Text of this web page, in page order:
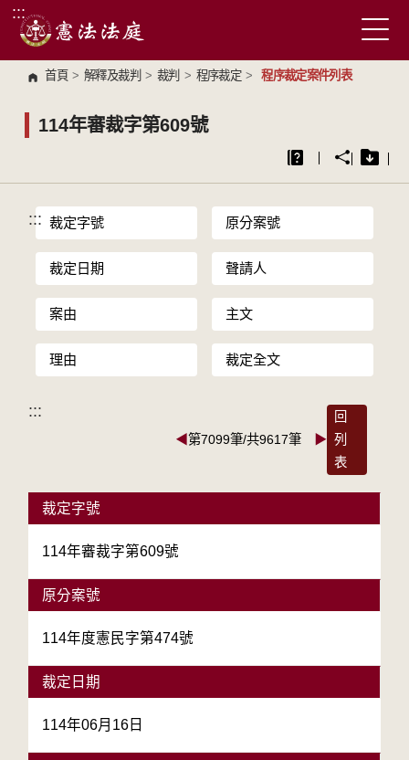
跳到主要內容區塊
:::
首頁 > 解釋及裁判 > 裁判 > 程序裁定 > 程序裁定案件列表
114年審裁字第609號
::: 裁定字號 原分案號
裁定日期 聲請人
案由 主文
理由 裁定全文
:::
◀第7099筆/共9617筆 ▶
回
列
表
裁定字號
114年審裁字第609號
原分案號
114年度憲民字第474號
裁定日期
114年06月16日